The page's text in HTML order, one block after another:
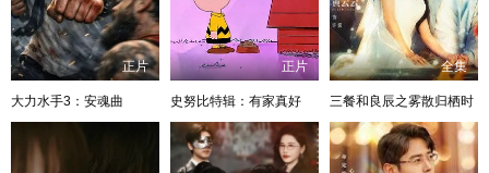
正片
大力水手3：安魂曲
正片
史努比特辑：有家真好
全集
三餐和良辰之雾散归栖时